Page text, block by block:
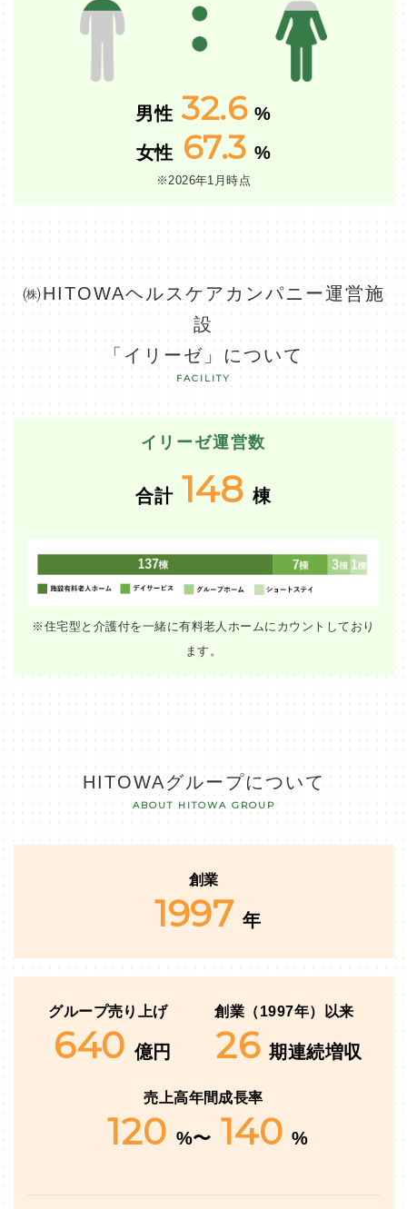
男性 32.6 %
女性 67.3 %
※2026年1月時点
㈱HITOWAヘルスケアカンパニー運営施
設
「イリーゼ」について
FACILITY
イリーゼ運営数
合計 148 棟
※住宅型と介護付を一緒に有料老人ホームにカウントしており
ます。
HITOWAグループについて
ABOUT HITOWA GROUP
創業
1997 年
グループ売り上げ
640 億円
創業（1997年）以来
26 期連続増収
売上高年間成長率
120 %〜 140 %